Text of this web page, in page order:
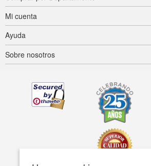
Mi cuenta
Ayuda
Sobre nosotros